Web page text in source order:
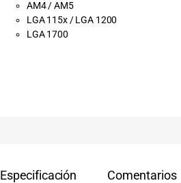
AM4 / AM5
LGA 115x / LGA 1200
LGA 1700
Especificación Comentarios